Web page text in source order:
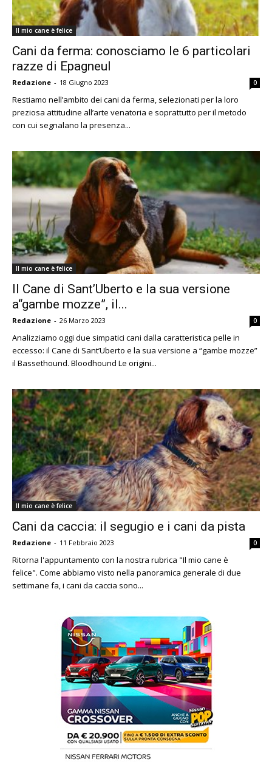
Il mio cane è felice
Cani da ferma: conosciamo le 6 particolari
razze di Epagneul
Redazione - 18 Giugno 2023 0
Restiamo nell’ambito dei cani da ferma, selezionati per la loro
preziosa attitudine all’arte venatoria e soprattutto per il metodo
con cui segnalano la presenza...
Il mio cane è felice
Il Cane di Sant’Uberto e la sua versione
a“gambe mozze”, il...
Redazione - 26 Marzo 2023 0
Analizziamo oggi due simpatici cani dalla caratteristica pelle in
eccesso: il Cane di Sant’Uberto e la sua versione a “gambe mozze”
il Bassethound. Bloodhound Le origini...
Il mio cane è felice
Cani da caccia: il segugio e i cani da pista
Redazione - 11 Febbraio 2023 0
Ritorna l'appuntamento con la nostra rubrica "Il mio cane è
felice". Come abbiamo visto nella panoramica generale di due
settimane fa, i cani da caccia sono...